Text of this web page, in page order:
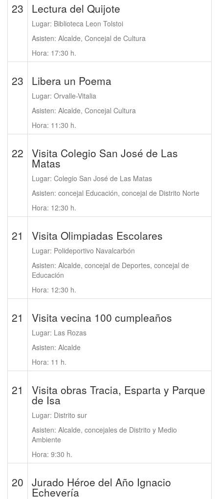
23 Lectura del Quijote
Lugar: Biblioteca Leon Tolstoi
Asisten: Alcalde, Concejal de Cultura
Hora: 17:30 h.
23 Libera un Poema
Lugar: Orvalle-Vitalia
Asisten: Alcalde, Concejal Cultura
Hora: 11:30 h.
22 Visita Colegio San José de Las
Matas
Lugar: Colegio San José de Las Matas
Asisten: concejal Educación, concejal de Distrito Norte
Hora: 12:30 h.
21 Visita Olimpiadas Escolares
Lugar: Polideportivo Navalcarbón
Asisten: Alcalde, concejal de Deportes, concejal de
Educación
Hora: 12:30 h.
21 Visita vecina 100 cumpleaños
Lugar: Las Rozas
Asisten: Alcalde
Hora: 11 h.
21 Visita obras Tracia, Esparta y Parque
de Isa
Lugar: Distrito sur
Asisten: Alcalde, concejales de Distrito y Medio
Ambiente
Hora: 9:30 h.
20 Jurado Héroe del Año Ignacio
Echevería